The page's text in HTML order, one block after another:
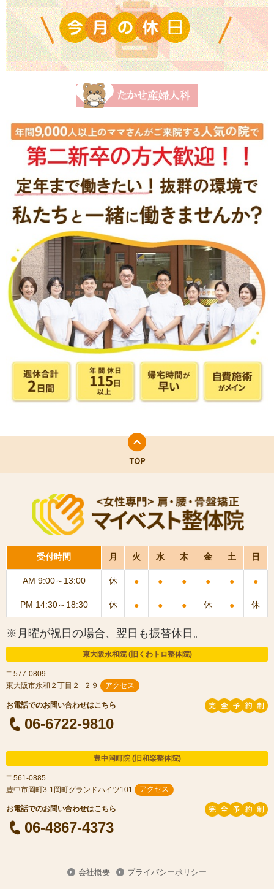
受付時間 月 火 水 木 金 土 日
AM 9:00～13:00 休 ● ● ● ● ● ●
PM 14:30～18:30 休 ● ● ● 休 ● 休
※月曜が祝日の場合、翌日も振替休日。
東大阪永和院 (旧くわトロ整体院)
〒577-0809
東大阪市永和２丁目２−２９
アクセス
06-6722-9810
豊中岡町院 (旧和楽整体院)
〒561-0885
豊中市岡町3-1岡町グランドハイツ101
アクセス
06-4867-4373
会社概要 プライバシーポリシー